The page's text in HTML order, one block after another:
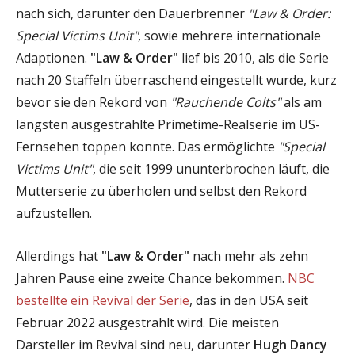
nach sich, darunter den Dauerbrenner "Law & Order:
Special Victims Unit", sowie mehrere internationale
Adaptionen. "Law & Order" lief bis 2010, als die Serie
nach 20 Staffeln überraschend eingestellt wurde, kurz
bevor sie den Rekord von "Rauchende Colts"als am
längsten ausgestrahlte Primetime-Realserie im US-
Fernsehen toppen konnte. Das ermöglichte "Special
Victims Unit", die seit 1999 ununterbrochen läuft, die
Mutterserie zu überholen und selbst den Rekord
aufzustellen.
Allerdings hat "Law & Order" nach mehr als zehn
Jahren Pause eine zweite Chance bekommen. NBC
bestellte ein Revival der Serie, das in den USA seit
Februar 2022 ausgestrahlt wird. Die meisten
Darsteller im Revival sind neu, darunter Hugh Dancy